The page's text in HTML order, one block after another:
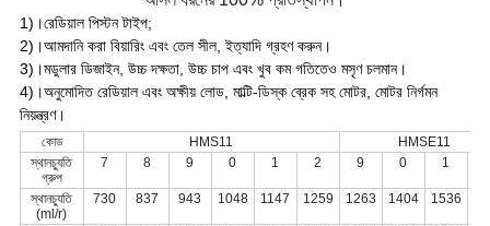
1)।রেডিয়াল পিস্টন টাইপ;
2)।আমদানি করা বিয়ারিং এবং তেল সীল, ইত্যাদি গ্রহণ করুন।
3)।মডুলার ডিজাইন, উচ্চ দক্ষতা, উচ্চ চাপ এবং খুব কম গতিতেও মসৃণ চলমান।
4)।অনুমোদিত রেডিয়াল এবং অক্ষীয় লোড, মাল্টি-ডিস্ক ব্রেক সহ মোটর, মোটর নির্গমন
নিয়ন্ত্রণ।
কোড HMS11
HMSE11
স্থানচ্যুতি
গ্রুপ
7 8 9 0 1 2 9 0 1
স্থানচ্যুতি
(ml/r)
730 837 943 1048 1147 1259 1263 1404 1536